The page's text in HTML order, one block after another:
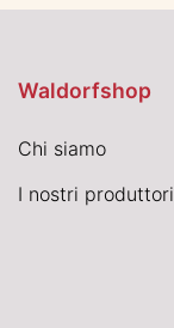
Waldorfshop
Chi siamo
I nostri produttori